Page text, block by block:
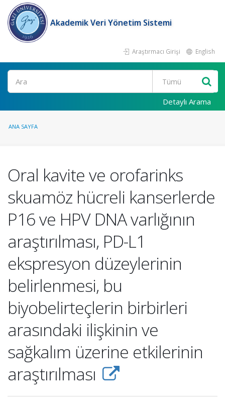
Akademik Veri Yönetim Sistemi
Araştırmacı Girişi English
Ara
Detaylı Arama
ANA SAYFA
Oral kavite ve orofarinks
skuamöz hücreli kanserlerde
P16 ve HPV DNA varlığının
araştırılması, PD-L1
ekspresyon düzeylerinin
belirlenmesi, bu
biyobelirteçlerin birbirleri
arasındaki ilişkinin ve
sağkalım üzerine etkilerinin
araştırılması